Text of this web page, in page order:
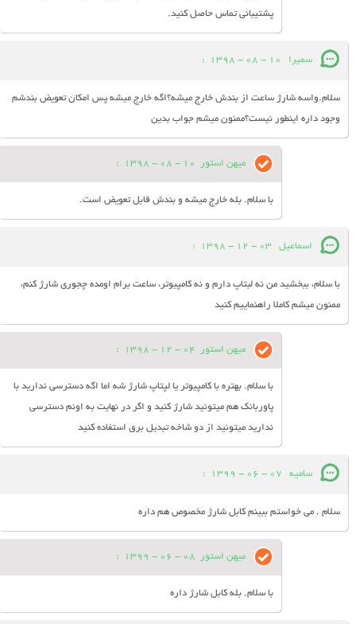
پشتیبانی تماس حاصل کنید.
سمیرا 10 - 08 - 1398
:
سلام.واسه شارژ ساعت از بندش خارج میشه؟اگه خارج میشه پس امکان تعویض بندشم
وجود داره اینطور نیست؟ممنون میشم جواب بدین
میهن استور 10 - 08 - 1398
:
با سلام. بله خارج میشه و بندش قابل تعویض است.
اسماعیل 03 - 12 - 1398
:
با سلام، ببخشید من نه لبتاپ دارم و نه کامپیوتر، ساعت برام اومده چجوری شارژ کنم،
ممنون میشم کاملا راهنماییم کنید
میهن استور 04 - 12 - 1398
:
با سلام. بهتره با کامپیوتر یا لپتاپ شارژ شه اما اگه دسترسی ندارید با
پاوربانک هم میتونید شارژ کنید و اگر در نهایت به اونم دسترسی
ندارید میتونید از دو شاخه تبدیل برق استفاده کنید
سامیه 07 - 06 - 1399
:
سلام . می خواستم ببینم کابل شارژ مخصوص هم داره
میهن استور 08 - 06 - 1399
:
با سلام. بله کابل شارژ داره